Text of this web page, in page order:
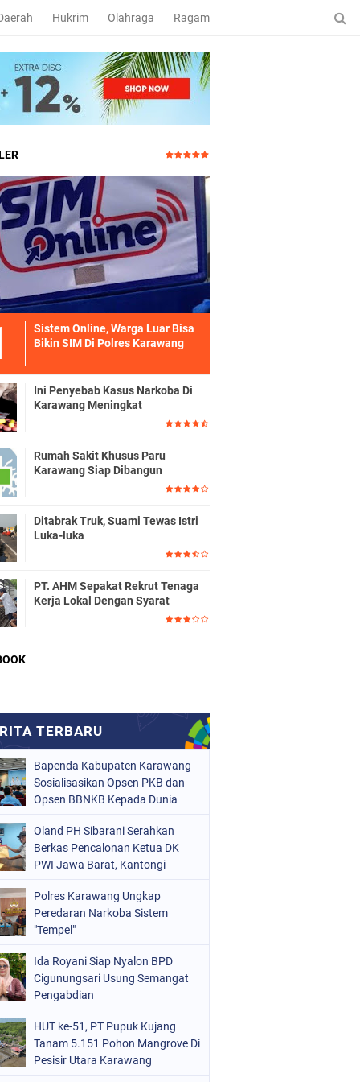
Hukrim Olahraga Ragam
Sistem Online, Warga Luar Bisa
Bikin SIM Di Polres Karawang
Ini Penyebab Kasus Narkoba Di
Karawang Meningkat
Rumah Sakit Khusus Paru
Karawang Siap Dibangun
Ditabrak Truk, Suami Tewas Istri
Luka-luka
PT. AHM Sepakat Rekrut Tenaga
Kerja Lokal Dengan Syarat
Bapenda Kabupaten Karawang
Sosialisasikan Opsen PKB dan
Opsen BBNKB Kepada Dunia
Oland PH Sibarani Serahkan
Berkas Pencalonan Ketua DK
PWI Jawa Barat, Kantongi
Polres Karawang Ungkap
Peredaran Narkoba Sistem
"Tempel"
Ida Royani Siap Nyalon BPD
Cigunungsari Usung Semangat
Pengabdian
HUT ke-51, PT Pupuk Kujang
Tanam 5.151 Pohon Mangrove Di
Pesisir Utara Karawang